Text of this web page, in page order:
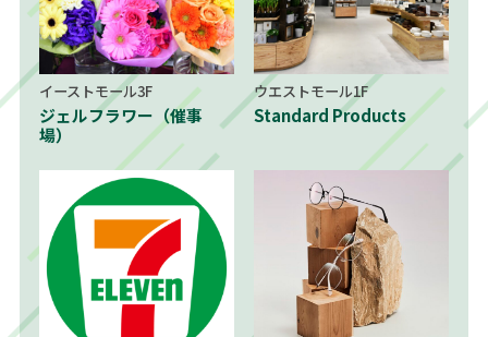
イーストモール3F
ジェルフラワー（催事
場）
ウエストモール1F
Standard Products